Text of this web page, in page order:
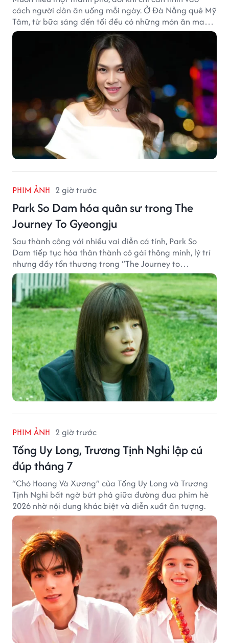
cách người dân ăn uống mỗi ngày. Ở Đà Nẵng quê Mỹ
Tâm, từ bữa sáng đến tối đều có những món ăn mang
đậm dấu ấn miền Trung.
PHIM ẢNH 2 giờ trước
Park So Dam hóa quân sư trong The
Journey To Gyeongju
Sau thành công với nhiều vai diễn cá tính, Park So
Dam tiếp tục hóa thân thành cô gái thông minh, lý trí
nhưng đầy tổn thương trong “The Journey to
Gyeongju”.
PHIM ẢNH 2 giờ trước
Tống Uy Long, Trương Tịnh Nghi lập cú
đúp tháng 7
“Chó Hoang Và Xương” của Tống Uy Long và Trương
Tịnh Nghi bất ngờ bứt phá giữa đường đua phim hè
2026 nhờ nội dung khác biệt và diễn xuất ấn tượng.